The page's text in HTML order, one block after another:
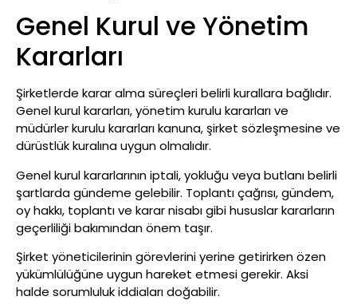
Genel Kurul ve Yönetim
Kararları
Şirketlerde karar alma süreçleri belirli kurallara bağlıdır.
Genel kurul kararları, yönetim kurulu kararları ve
müdürler kurulu kararları kanuna, şirket sözleşmesine ve
dürüstlük kuralına uygun olmalıdır.
Genel kurul kararlarının iptali, yokluğu veya butlanı belirli
şartlarda gündeme gelebilir. Toplantı çağrısı, gündem,
oy hakkı, toplantı ve karar nisabı gibi hususlar kararların
geçerliliği bakımından önem taşır.
Şirket yöneticilerinin görevlerini yerine getirirken özen
yükümlülüğüne uygun hareket etmesi gerekir. Aksi
halde sorumluluk iddiaları doğabilir.